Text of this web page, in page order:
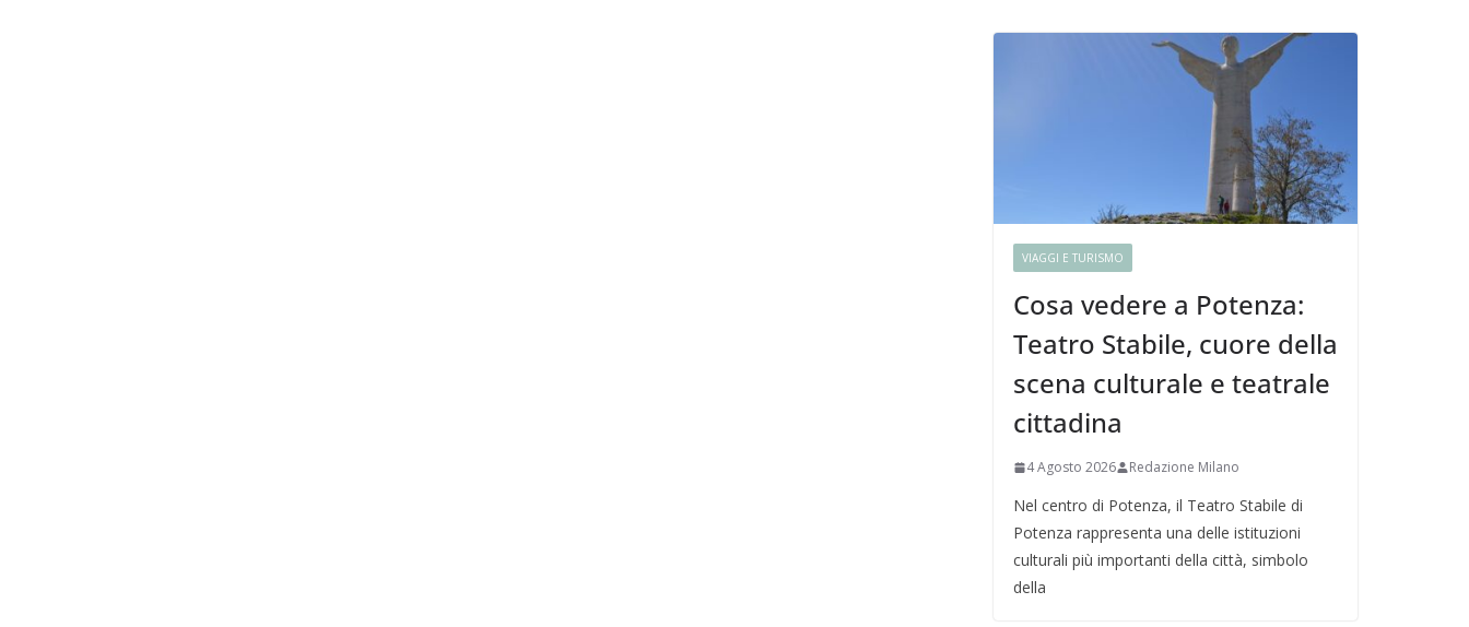
VIAGGI E TURISMO
Cosa vedere a Potenza:
Teatro Stabile, cuore della
scena culturale e teatrale
cittadina
4 Agosto 2026 Redazione Milano
Nel centro di Potenza, il Teatro Stabile di
Potenza rappresenta una delle istituzioni
culturali più importanti della città, simbolo
della